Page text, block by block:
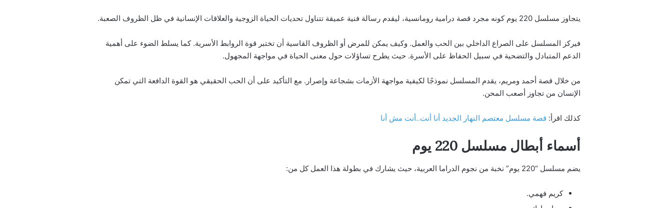
يتجاوز مسلسل 220 يوم كونه مجرد قصة درامية رومانسية، ليقدم رسالة فنية عميقة تتناول تحديات الحياة الزوجية والعلاقات الإنسانية في ظل الظروف الصعبة.
فيركز المسلسل على الصراع الداخلي بين الحب والعمل. وكيف يمكن للمرض أو الظروف القاسية أن تختبر قوة الروابط الأسرية. كما يسلط الضوء على أهمية
الدعم المتبادل والتضحية في سبيل الحفاظ على الأسرة. حيث يطرح تساؤلات حول معنى الحياة في مواجهة المجهول.
من خلال قصة أحمد ومريم، يقدم المسلسل نموذجًا لكيفية مواجهة الأزمات بشجاعة وإصرار. مع التأكيد على أن الحب الحقيقي هو القوة الدافعة التي تمكن
الإنسان من تجاوز أصعب المحن.
كذلك اقرأ: قصة مسلسل معتصم النهار الجديد أنا أنت..أنت مش أنا
أسماء أبطال مسلسل 220 يوم
يضم مسلسل “220 يوم” نخبة من نجوم الدراما العربية، حيث يشارك في بطولة هذا العمل كل من:
كريم فهمي.